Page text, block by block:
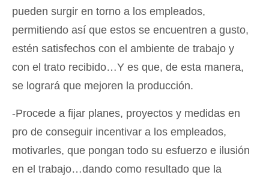
pueden surgir en torno a los empleados,
permitiendo así que estos se encuentren a gusto,
estén satisfechos con el ambiente de trabajo y
con el trato recibido…Y es que, de esta manera,
se logrará que mejoren la producción.
-Procede a fijar planes, proyectos y medidas en
pro de conseguir incentivar a los empleados,
motivarles, que pongan todo su esfuerzo e ilusión
en el trabajo…dando como resultado que la